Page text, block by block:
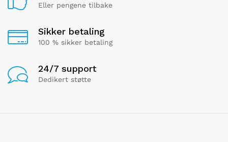
Eller pengene tilbake
Sikker betaling
100 % sikker betaling
24/7 support
Dedikert støtte